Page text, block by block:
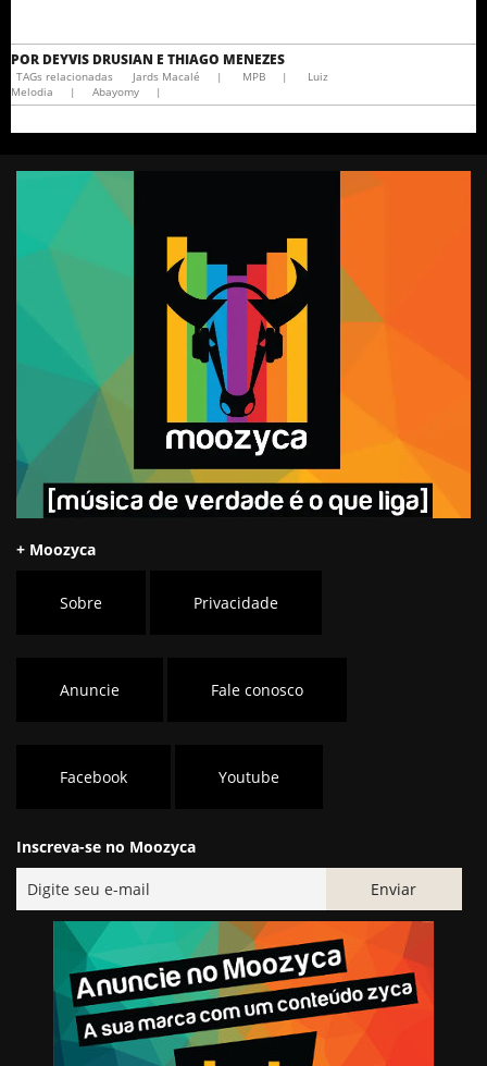
POR DEYVIS DRUSIAN E THIAGO MENEZES
TAGs relacionadas Jards Macalé | MPB |
Luiz
Melodia
| Abayomy |
+ Moozyca
Sobre Privacidade
Anuncie Fale conosco
Facebook Youtube
Inscreva-se no Moozyca